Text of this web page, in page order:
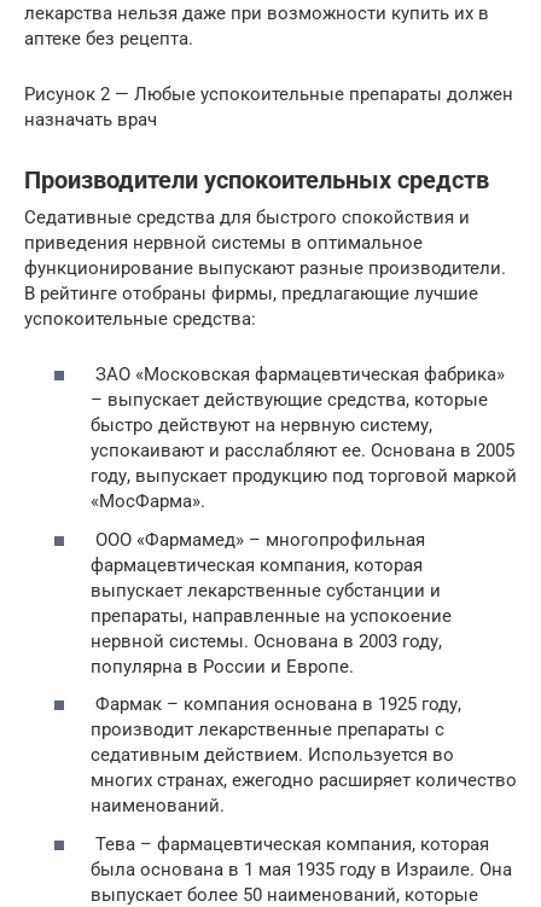
лекарства нельзя даже при возможности купить их в
аптеке без рецепта.
Рисунок 2 — Любые успокоительные препараты должен
назначать врач
Производители успокоительных средств
Седативные средства для быстрого спокойствия и
приведения нервной системы в оптимальное
функционирование выпускают разные производители.
В рейтинге отобраны фирмы, предлагающие лучшие
успокоительные средства:
ЗАО «Московская фармацевтическая фабрика»
– выпускает действующие средства, которые
быстро действуют на нервную систему,
успокаивают и расслабляют ее. Основана в 2005
году, выпускает продукцию под торговой маркой
«МосФарма».
ООО «Фармамед» – многопрофильная
фармацевтическая компания, которая
выпускает лекарственные субстанции и
препараты, направленные на успокоение
нервной системы. Основана в 2003 году,
популярна в России и Европе.
Фармак – компания основана в 1925 году,
производит лекарственные препараты с
седативным действием. Используется во
многих странах, ежегодно расширяет количество
наименований.
Тева – фармацевтическая компания, которая
была основана в 1 мая 1935 году в Израиле. Она
выпускает более 50 наименований, которые